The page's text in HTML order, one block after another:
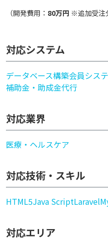
（開発費用： 80万円 ※追加受注
対応システム
データベース構築会員シス
補助金・助成金代行
対応業界
医療・ヘルスケア
対応技術・スキル
HTML5Java ScriptLaravel
対応エリア